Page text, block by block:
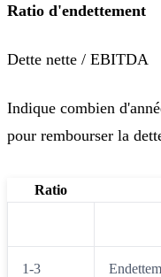
Ratio d'endettement
Dette nette / EBITDA
Indique combien
pour rembourser la
Ratio
1-3